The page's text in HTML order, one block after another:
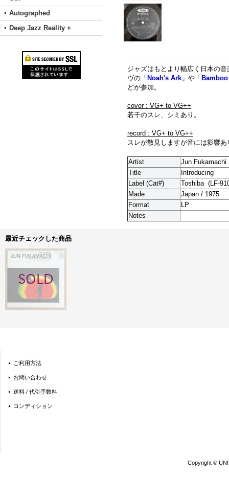
Autographed
Deep Jazz Reality +
ジャズはもとより幅広く日本の
ヴの「 Noah's Ark 」や「
どが参加。
cover : VG+ to VG++
若干のスレ、シミあり。
record : VG+ to VG++
スレが散見しますが音には影響あ
Artist
Jun Fukamachi
Title
Introducing
Label (Cat#)
Toshiba (LF-
Made
Japan / 1975
Format
LP
Notes
最近チェックした商品
ご利用方法
お問い合わせ
送料 / 代引手数料
コンディション
Copyright ©